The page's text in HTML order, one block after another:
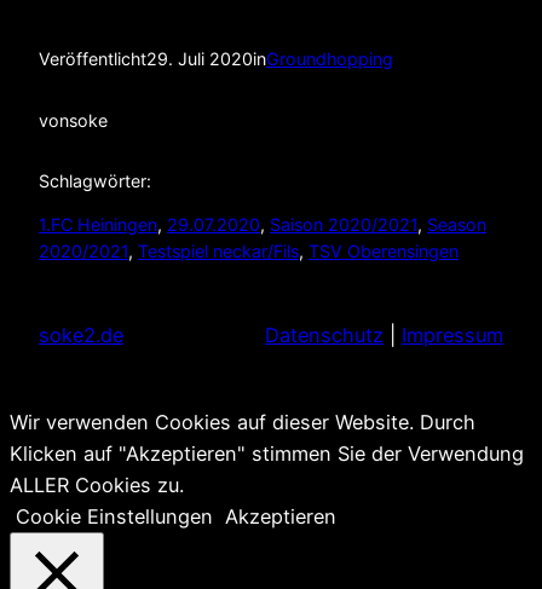
Veröffentlicht29. Juli 2020inGroundhopping
vonsoke
Schlagwörter:
1.FC Heiningen, 29.07.2020, Saison 2020/2021, Season
2020/2021, Testspiel neckar/Fils, TSV Oberensingen
soke2.de Datenschutz Impressum
Wir verwenden Cookies auf dieser Website. Durch
Klicken auf "Akzeptieren" stimmen Sie der Verwendung
ALLER Cookies zu.
Cookie Einstellungen Akzeptieren